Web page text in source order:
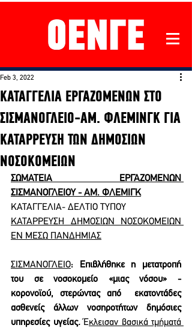
ΚΑΤΑΓΓΕΛΙΑ ΕΡΓΑΖΟΜΕΝΩΝ ΣΤΟ
ΣΙΣΜΑΝΟΓΛΕΙΟ-ΑΜ. ΦΛΕΜΙΝΓΚ ΓΙΑ
ΚΑΤΑΡΡΕΥΣΗ ΤΩΝ ΔΗΜΟΣΙΩΝ
ΝΟΣΟΚΟΜΕΙΩΝ
Feb 3, 2022
ΣΩΜΑΤΕΙΑ ΕΡΓΑΖΟΜΕΝΩΝ
ΣΙΣΜΑΝΟΓΛΕΙΟΥ - ΑΜ. ΦΛΕΜΙΓΚ
ΚΑΤΑΓΓΕΛΙΑ- ΔΕΛΤΙΟ ΤΥΠΟΥ
ΚΑΤΑΡΡΕΥΣΗ ΔΗΜΟΣΙΩΝ ΝΟΣΟΚΟΜΕΙΩΝ
ΕΝ ΜΕΣΩ ΠΑΝΔΗΜΙΑΣ
ΣΙΣΜΑΝΟΓΛΕΙΟ: Επιβλήθηκε η μετατροπή
του σε νοσοκομείο «μιας νόσου» -
κορονοϊού, στερώντας από  εκατοντάδες
ασθενείς άλλων νοσηροτήτων δημόσιες
υπηρεσίες υγείας. Έκλεισαν βασικά τμήματά